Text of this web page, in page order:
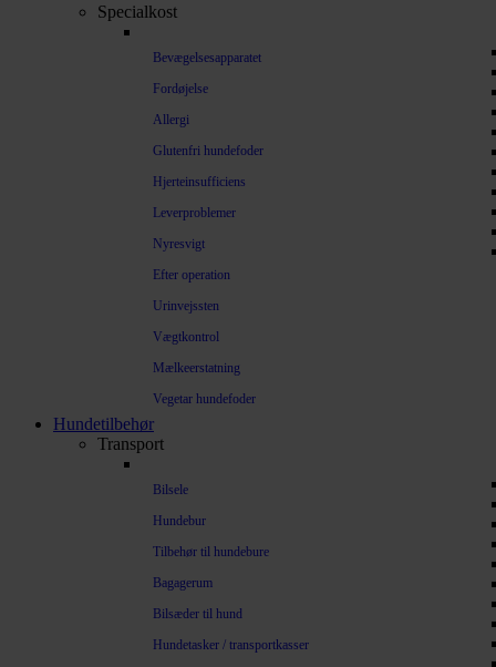
Specialkost
Bevægelsesapparatet
Fordøjelse
Allergi
Glutenfri hundefoder
Hjerteinsufficiens
Leverproblemer
Nyresvigt
Efter operation
Urinvejssten
Vægtkontrol
Mælkeerstatning
Vegetar hundefoder
Hundetilbehør
Transport
Bilsele
Hundebur
Tilbehør til hundebure
Bagagerum
Bilsæder til hund
Hundetasker / transportkasser